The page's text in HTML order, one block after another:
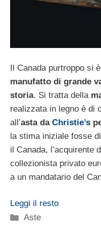
Il Canada purtroppo si
manufatto di grande
storia. Si tratta della
realizzata in legno è di
all’asta da Christie’s
la stima iniziale fosse
il Canada, l’acquirente
collezionista privato
a un mandatario del
Leggi il resto
Categorie
Aste